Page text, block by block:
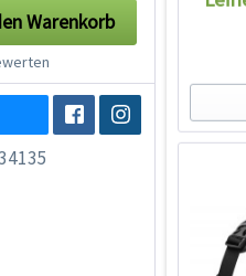
Warenkorb